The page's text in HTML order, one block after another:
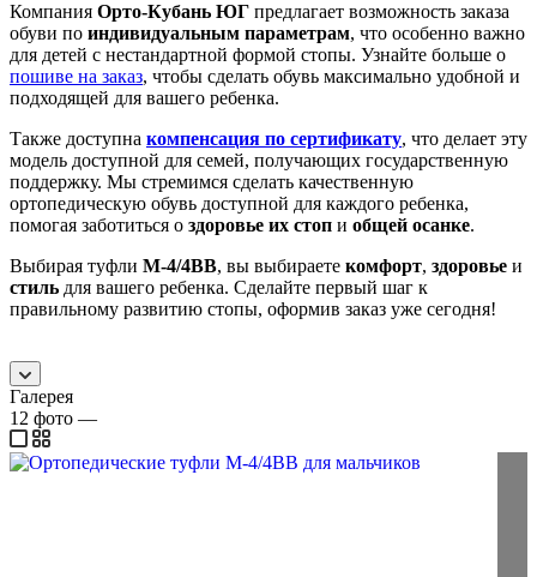
Компания Орто-Кубань ЮГ предлагает возможность заказа
обуви по индивидуальным параметрам, что особенно важно
для детей с нестандартной формой стопы. Узнайте больше о
пошиве на заказ, чтобы сделать обувь максимально удобной и
подходящей для вашего ребенка.
Также доступна компенсация по сертификату, что делает эту
модель доступной для семей, получающих государственную
поддержку. Мы стремимся сделать качественную
ортопедическую обувь доступной для каждого ребенка,
помогая заботиться о здоровье их стоп и общей осанке.
Выбирая туфли М-4/4ВВ, вы выбираете комфорт, здоровье и
стиль для вашего ребенка. Сделайте первый шаг к
правильному развитию стопы, оформив заказ уже сегодня!
Галерея
12 фото —